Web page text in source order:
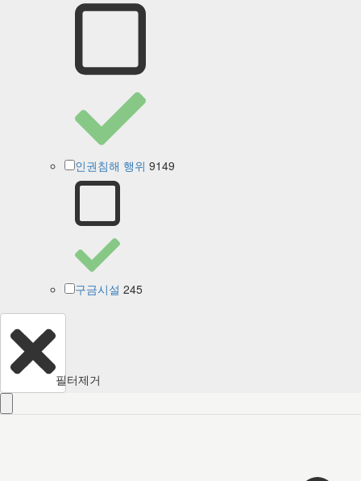
인권침해 행위 9149
구금시설 245
필터제거